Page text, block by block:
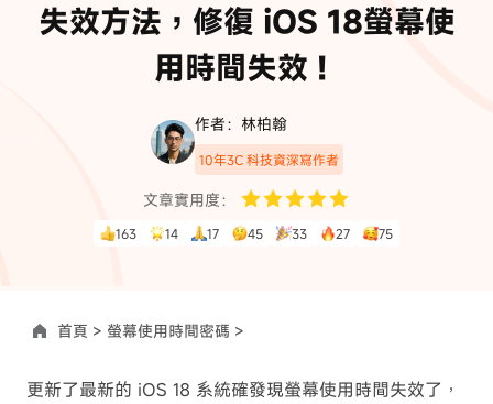
失效方法，修復 iOS 18螢幕使
用時間失效！
作者：林柏翰
10年3C 科技資深寫作者
文章實用度：
163 14 17 45 33 27 75
首頁 > 螢幕使用時間密碼 >
更新了最新的 iOS 18 系統確發現螢幕使用時間失效了，